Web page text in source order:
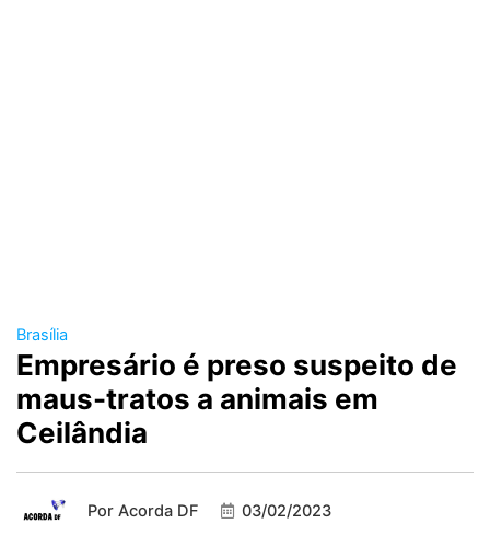
Brasília
Empresário é preso suspeito de
maus-tratos a animais em
Ceilândia
Por Acorda DF 03/02/2023